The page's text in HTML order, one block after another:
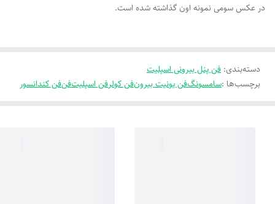
در عکس سومی نمونه اون گذاشته شده است.
دسته‌بندی: فن پنل بیرونی اسپلیت
برچسب‌ها :سامسونگفن یونیت بیرونفن کولرفن اسپلیتفنفن کندانسور